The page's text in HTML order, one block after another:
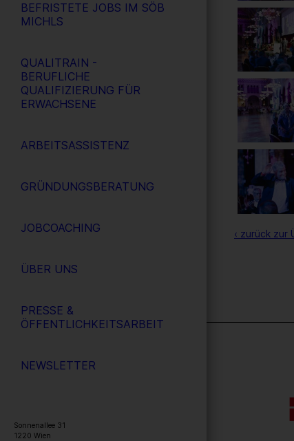
BEFRISTETE JOBS IM SÖB
MICHLS
QUALITRAIN -
BERUFLICHE
QUALIFIZIERUNG FÜR
ERWACHSENE
ARBEITSASSISTENZ
GRÜNDUNGSBERATUNG
JOBCOACHING
ÜBER UNS
PRESSE &
ÖFFENTLICHKEITSARBEIT
NEWSLETTER
Sonnenallee 31
1220 Wien
‹ zurück zur